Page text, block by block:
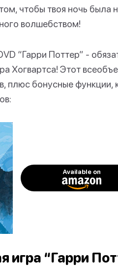
чтобы твоя ночь
волшебством!
“Гарри Поттер” -
Хогвартса! Этот
плюс бонусные
Available on
игра “Гарри